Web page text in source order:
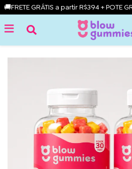
🚚FRETE GRÁTIS a partir R$394 + POTE